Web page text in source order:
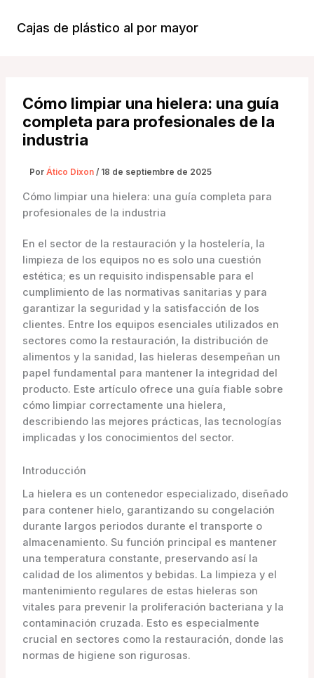
contenido
Cajas de plástico al por mayor
Cómo limpiar una hielera: una guía
completa para profesionales de la
industria
Por Ático Dixon / 18 de septiembre de 2025
Cómo limpiar una hielera: una guía completa para
profesionales de la industria
En el sector de la restauración y la hostelería, la
limpieza de los equipos no es solo una cuestión
estética; es un requisito indispensable para el
cumplimiento de las normativas sanitarias y para
garantizar la seguridad y la satisfacción de los
clientes. Entre los equipos esenciales utilizados en
sectores como la restauración, la distribución de
alimentos y la sanidad, las hieleras desempeñan un
papel fundamental para mantener la integridad del
producto. Este artículo ofrece una guía fiable sobre
cómo limpiar correctamente una hielera,
describiendo las mejores prácticas, las tecnologías
implicadas y los conocimientos del sector.
Introducción
La hielera es un contenedor especializado, diseñado
para contener hielo, garantizando su congelación
durante largos periodos durante el transporte o
almacenamiento. Su función principal es mantener
una temperatura constante, preservando así la
calidad de los alimentos y bebidas. La limpieza y el
mantenimiento regulares de estas hieleras son
vitales para prevenir la proliferación bacteriana y la
contaminación cruzada. Esto es especialmente
crucial en sectores como la restauración, donde las
normas de higiene son rigurosas.